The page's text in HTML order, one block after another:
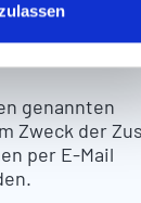
Zweck der
und
genannten
Zweck der
per E-Mail